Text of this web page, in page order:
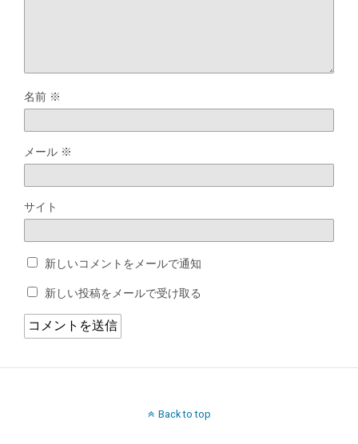
名前 ※
メール ※
サイト
新しいコメントをメールで通知
新しい投稿をメールで受け取る
Back to top